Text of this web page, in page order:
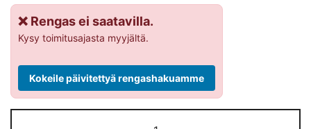
❌ Rengas ei saatavilla.
Kysy toimitusajasta myyjältä.
Kokeile päivitettyä rengashakuamme